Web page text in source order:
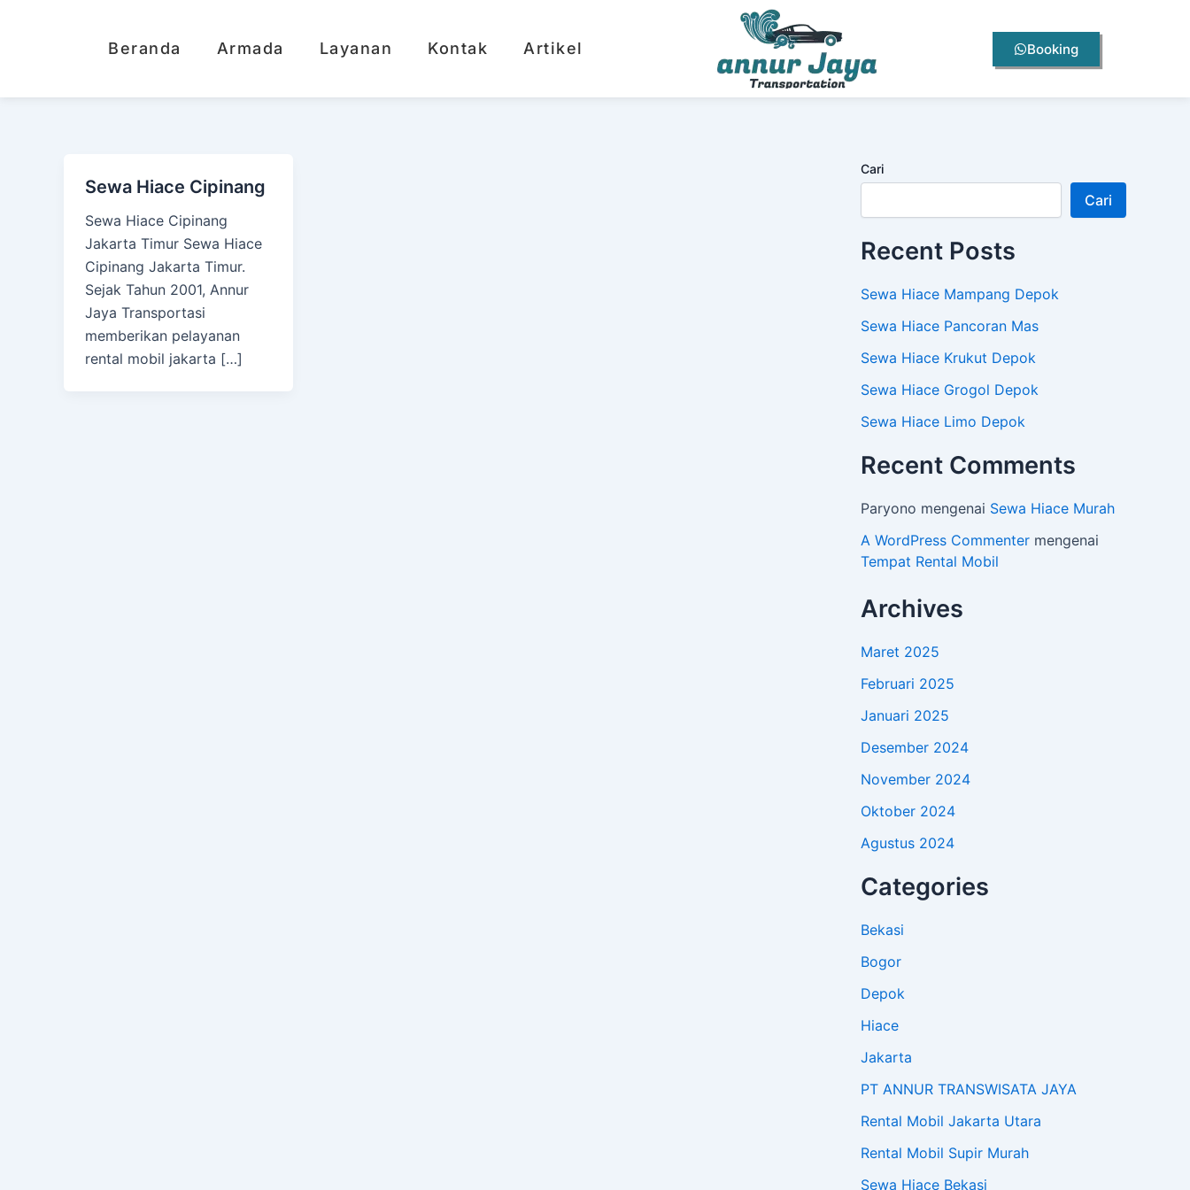
Beranda Armada Layanan Kontak Artikel Booking
Sewa Hiace Cipinang
Sewa Hiace Cipinang
Jakarta Timur Sewa Hiace
Cipinang Jakarta Timur.
Sejak Tahun 2001, Annur
Jaya Transportasi
memberikan pelayanan
rental mobil jakarta […]
Cari
Cari
Recent Posts
Sewa Hiace Mampang Depok
Sewa Hiace Pancoran Mas
Sewa Hiace Krukut Depok
Sewa Hiace Grogol Depok
Sewa Hiace Limo Depok
Recent Comments
Paryono mengenai Sewa Hiace Murah
A WordPress Commenter mengenai
Tempat Rental Mobil
Archives
Maret 2025
Februari 2025
Januari 2025
Desember 2024
November 2024
Oktober 2024
Agustus 2024
Categories
Bekasi
Bogor
Depok
Hiace
Jakarta
PT ANNUR TRANSWISATA JAYA
Rental Mobil Jakarta Utara
Rental Mobil Supir Murah
Sewa Hiace Bekasi